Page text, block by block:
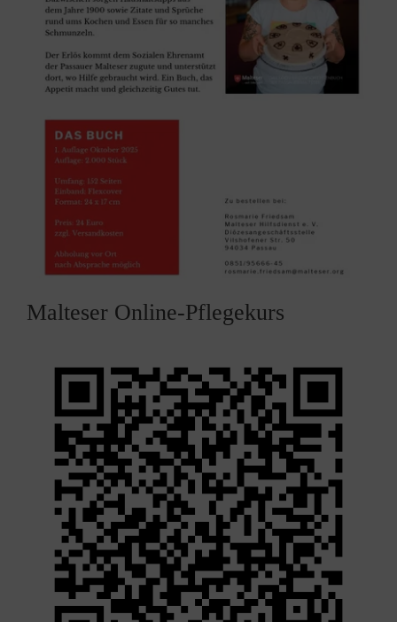
Malteser Online-Pflegekurs